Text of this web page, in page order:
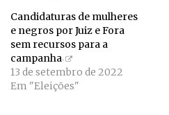
Candidaturas de mulheres
e negros por Juiz e Fora
sem recursos para a
campanha
13 de setembro de 2022
Em "Eleições"